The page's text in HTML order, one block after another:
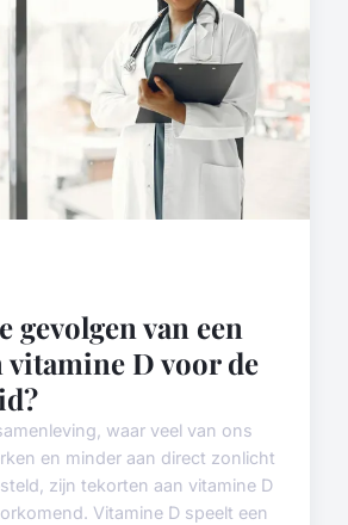
gevolgen van een
vitamine D voor de
waar veel van ons
en minder aan direct zonlicht
zijn tekorten aan vitamine D
Vitamine D speelt een